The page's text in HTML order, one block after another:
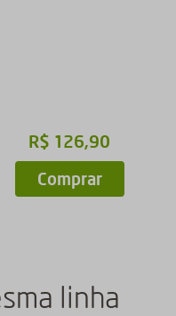
R$ 126,90
Comprar
linha